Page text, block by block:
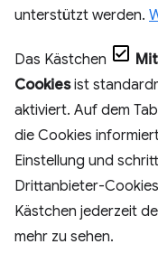
unterstützt werden.
Das Kästchen
Cookiesist
aktiviert. Auf dem Tab
die Cookies
Einstellung und
Drittanbieter-
Kästchen jederzeit
mehr zu sehen.